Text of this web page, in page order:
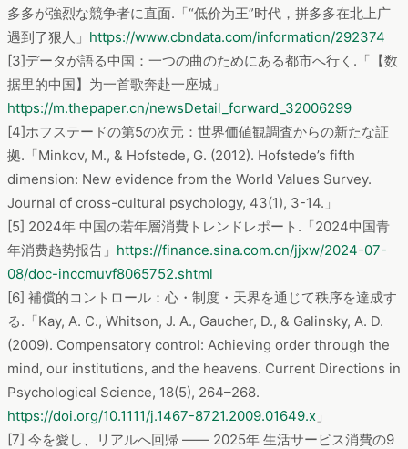
多多が強烈な競争者に直面.「“低价为王”时代，拼多多在北上广
遇到了狠人」 https://www.cbndata.com/information/292374
[3]データが語る中国：一つの曲のためにある都市へ行く.「【数
据里的中国】为一首歌奔赴一座城」
https://m.thepaper.cn/newsDetail_forward_32006299
[4]ホフステードの第5の次元：世界価値観調査からの新たな証
拠.「Minkov, M., & Hofstede, G. (2012). Hofstede’s fifth
dimension: New evidence from the World Values Survey.
Journal of cross-cultural psychology, 43(1), 3-14.」
[5] 2024年 中国の若年層消費トレンドレポート.「2024中国青
年消费趋势报告」 https://finance.sina.com.cn/jjxw/2024-07-
08/doc-inccmuvf8065752.shtml
[6] 補償的コントロール：心・制度・天界を通じて秩序を達成す
る.「Kay, A. C., Whitson, J. A., Gaucher, D., & Galinsky, A. D.
(2009). Compensatory control: Achieving order through the
mind, our institutions, and the heavens. Current Directions in
Psychological Science, 18(5), 264–268.
https://doi.org/10.1111/j.1467-8721.2009.01649.x 」
[7] 今を愛し、リアルへ回帰 ―― 2025年 生活サービス消費の9